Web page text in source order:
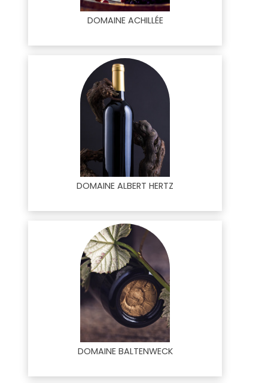
DOMAINE ACHILLÉE
DOMAINE ALBERT HERTZ
DOMAINE BALTENWECK